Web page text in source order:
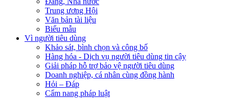
Trung ương Hội
Văn bản tài liệu
Biểu mẫu
Vì người tiêu dùng
Khảo sát, bình chọn và công bố
Hàng hóa - Dịch vụ người tiêu dùng tin cậy
Giải pháp hỗ trợ bảo vệ người tiêu dùng
Doanh nghiệp, cá nhân cùng đồng hành
Hỏi – Đáp
Cẩm nang pháp luật